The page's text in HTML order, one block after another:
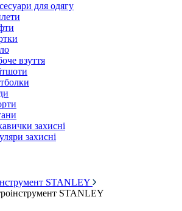
для одягу
взуття
захисні
захисні
STANLEY
STANLEY